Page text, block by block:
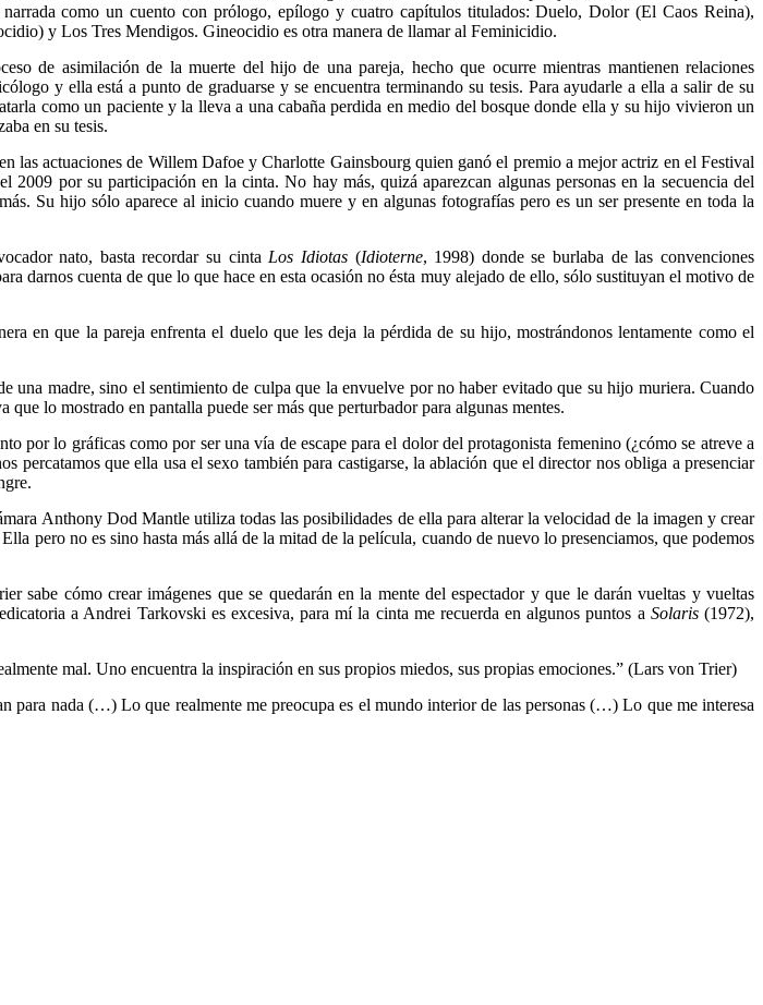
como un cuento con prólogo, epílogo y cuatro capítulos titulados: Duelo, Dolor (El Caos Reina),
y Los Tres Mendigos. Gineocidio es otra manera de llamar al Feminicidio.
de asimilación de la muerte del hijo de una pareja, hecho que ocurre mientras mantienen relaciones
y ella está a punto de graduarse y se encuentra terminando su tesis. Para ayudarle a ella a salir de su
como un paciente y la lleva a una cabaña perdida en medio del bosque donde ella y su hijo vivieron un
en su tesis.
las actuaciones de Willem Dafoe y Charlotte Gainsbourg quien ganó el premio a mejor actriz en el Festival
2009 por su participación en la cinta. No hay más, quizá aparezcan algunas personas en la secuencia del
Su hijo sólo aparece al inicio cuando muere y en algunas fotografías pero es un ser presente en toda la
nato, basta recordar su cinta Los Idiotas (Idioterne, 1998) donde se burlaba de las convenciones
darnos cuenta de que lo que hace en esta ocasión no ésta muy alejado de ello, sólo sustituyan el motivo de
en que la pareja enfrenta el duelo que les deja la pérdida de su hijo, mostrándonos lentamente como el
madre, sino el sentimiento de culpa que la envuelve por no haber evitado que su hijo muriera. Cuando
lo mostrado en pantalla puede ser más que perturbador para algunas mentes.
por lo gráficas como por ser una vía de escape para el dolor del protagonista femenino (¿cómo se atreve a
percatamos que ella usa el sexo también para castigarse, la ablación que el director nos obliga a presenciar
Anthony Dod Mantle utiliza todas las posibilidades de ella para alterar la velocidad de la imagen y crear
pero no es sino hasta más allá de la mitad de la película, cuando de nuevo lo presenciamos, que podemos
cómo crear imágenes que se quedarán en la mente del espectador y que le darán vueltas y vueltas
a Andrei Tarkovski es excesiva, para mí la cinta me recuerda en algunos puntos a Solaris(1972),
mal. Uno encuentra la inspiración en sus propios miedos, sus propias emociones.” (Lars von Trier)
para nada (…) Lo que realmente me preocupa es el mundo interior de las personas (…) Lo que me interesa